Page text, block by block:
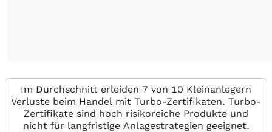
Im Durchschnitt erleiden 7 von 10 Kleinanlegern
Verluste beim Handel mit Turbo-Zertifikaten. Turbo-
Zertifikate sind hoch risikoreiche Produkte und
nicht für langfristige Anlagestrategien geeignet.